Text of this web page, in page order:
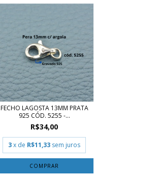
FECHO LAGOSTA 13MM PRATA
925 CÓD. 5255 -...
R$34,00
3x de R$11,33 sem juros